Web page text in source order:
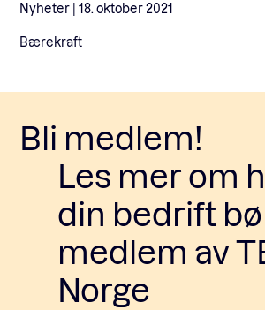
Nyheter | 18. oktober 2021
Bærekraft
Bli medlem!
Les mer om
din bedrift
medlem av
Norge